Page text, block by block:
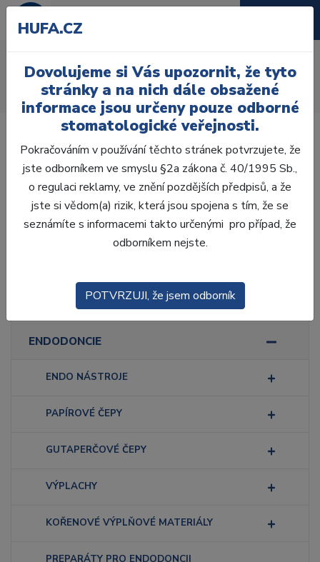
Úvod Ordinace Endodoncie Kofferdam
Spony
Spony na frontální zuby
Laboratoř
Ordinace
ENDODONCIE
ENDO NÁSTROJE
PAPÍROVÉ ČEPY
GUTAPERČOVÉ ČEPY
VÝPLACHY
KOŘENOVÉ VÝPLŇOVÉ MATERIÁLY
PREPARÁTY PRO ENDODONCII
HUFA.CZ
Dovolujeme si Vás upozornit, že tyto
stránky a na nich dále obsažené
informace jsou určeny pouze odborné
stomatologické veřejnosti.
Pokračováním v používání těchto stránek potvrzujete, že
jste odborníkem ve smyslu §2a zákona č. 40/1995 Sb.,
o regulaci reklamy, ve znění pozdějších předpisů, a že
jste si vědom(a) rizik, která jsou spojena s tím, že se
seznámíte s informacemi takto určenými pro případ, že
odborníkem nejste.
POTVRZUJI, že jsem odborník